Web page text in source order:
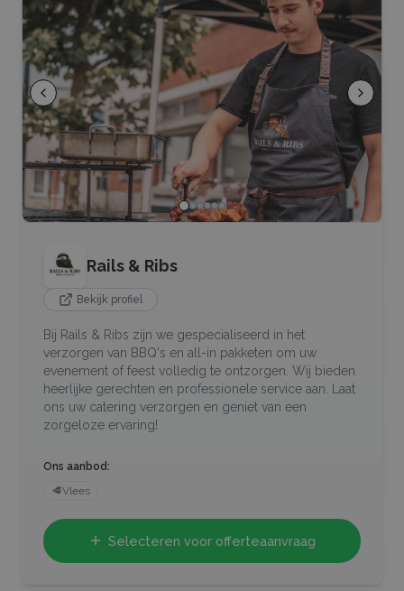
Rails & Ribs
Bekijk profiel
Bij Rails & Ribs zijn we gespecialiseerd in het
verzorgen van BBQ's en all-in pakketen om uw
evenement of feest volledig te ontzorgen. Wij bieden
heerlijke gerechten en professionele service aan. Laat
ons uw catering verzorgen en geniet van een
zorgeloze ervaring!
Ons aanbod:
🥩Vlees
Selecteren voor offerteaanvraag